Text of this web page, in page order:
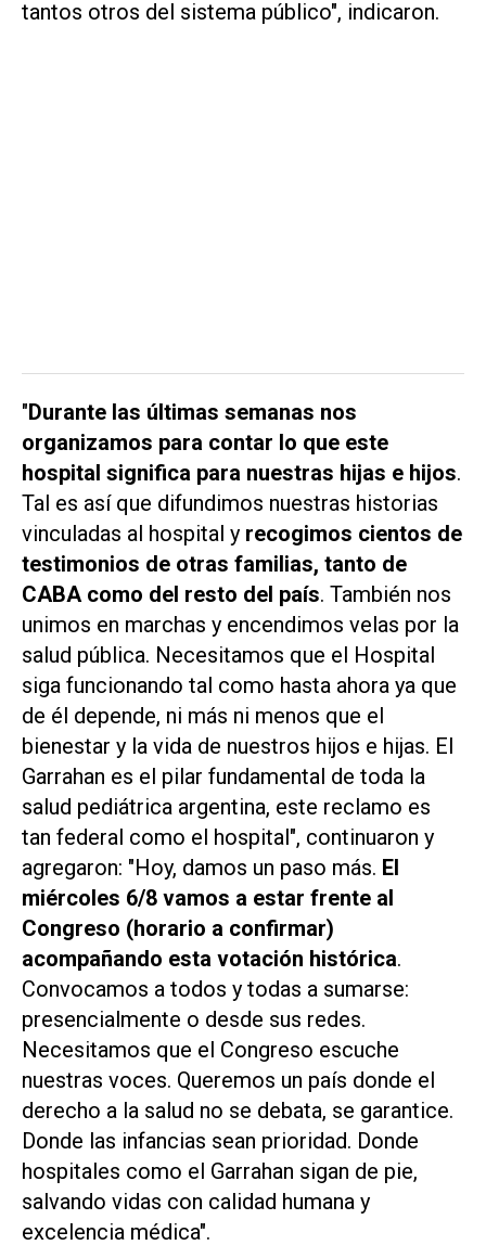
tantos otros del sistema público", indicaron.
"Durante las últimas semanas nos
organizamos para contar lo que este
hospital significa para nuestras hijas e hijos.
Tal es así que difundimos nuestras historias
vinculadas al hospital y recogimos cientos de
testimonios de otras familias, tanto de
CABA como del resto del país. También nos
unimos en marchas y encendimos velas por la
salud pública. Necesitamos que el Hospital
siga funcionando tal como hasta ahora ya que
de él depende, ni más ni menos que el
bienestar y la vida de nuestros hijos e hijas. El
Garrahan es el pilar fundamental de toda la
salud pediátrica argentina, este reclamo es
tan federal como el hospital", continuaron y
agregaron: "Hoy, damos un paso más. El
miércoles 6/8 vamos a estar frente al
Congreso (horario a confirmar)
acompañando esta votación histórica.
Convocamos a todos y todas a sumarse:
presencialmente o desde sus redes.
Necesitamos que el Congreso escuche
nuestras voces. Queremos un país donde el
derecho a la salud no se debata, se garantice.
Donde las infancias sean prioridad. Donde
hospitales como el Garrahan sigan de pie,
salvando vidas con calidad humana y
excelencia médica".